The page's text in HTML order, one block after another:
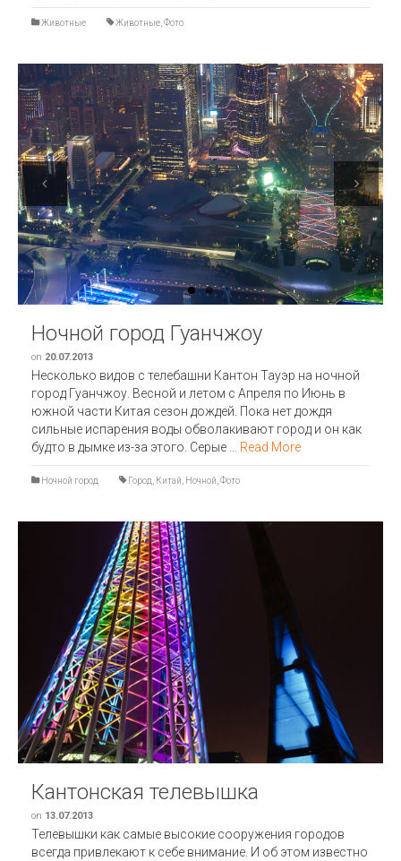
Животные Животные Фото
Previous Next
Ночной город Гуанчжоу
on 20.07.2013
Несколько видов с телебашни Кантон Тауэр на ночной
город Гуанчжоу. Весной и летом с Апреля по Июнь в
южной части Китая сезон дождей. Пока нет дождя
сильные испарения воды обволакивают город и он как
будто в дымке из-за этого. Серые … Read More
Ночной город Город Китай Ночной Фото
Кантонская телевышка
on 13.07.2013
Телевышки как самые высокие сооружения городов
всегда привлекают к себе внимание. И об этом известно